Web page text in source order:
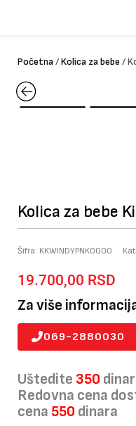
Početna/Kolica za bebe/
Kolica za bebe
Šifra: KKWINDYPNK0000
19.700,00 RSD
Za više
069-2880030
Uštedite 350
Redovna cena
cena 550 dinara